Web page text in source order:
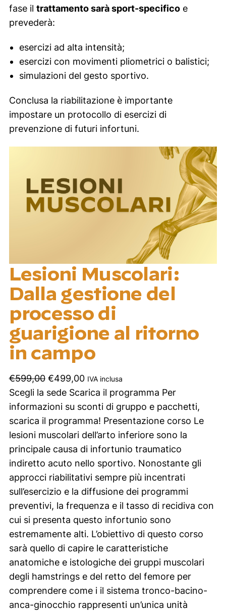
fase il trattamento sarà sport-specificoe
prevederà:
esercizi ad alta intensità;
esercizi con movimenti pliometrici o balistici;
simulazioni del gesto sportivo.
Conclusa la riabilitazione è importante
impostare un protocollo di esercizi di
prevenzione di futuri infortuni.
Lesioni Muscolari:
Dalla gestione del
processo di
guarigione al ritorno
in campo
€599,00 I
l
p
r
e
z
z
o
o
r
i
g
i
n
a
l
e
€499,00I
l
p
r
e
z
z
o
a
t
t
u
a
l
e
è
:
IVA inclusa
Scegli la sede Scarica il programma Per
informazioni su sconti di gruppo e pacchetti,
scarica il programma! Presentazione corso Le
lesioni muscolari dell’arto inferiore sono la
principale causa di infortunio traumatico
indiretto acuto nello sportivo. Nonostante gli
approcci riabilitativi sempre più incentrati
sull’esercizio e la diffusione dei programmi
preventivi, la frequenza e il tasso di recidiva con
cui si presenta questo infortunio sono
estremamente alti. L’obiettivo di questo corso
sarà quello di capire le caratteristiche
anatomiche e istologiche dei gruppi muscolari
degli hamstrings e del retto del femore per
comprendere come i il sistema tronco-bacino-
anca-ginocchio rappresenti un’unica unità